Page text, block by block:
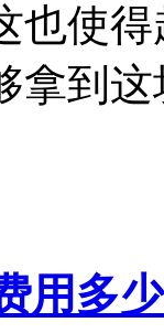
也使
拿到
用多